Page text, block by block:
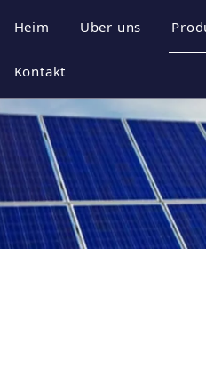
Heim Über uns
Zertifikat Ehre
Kontakt